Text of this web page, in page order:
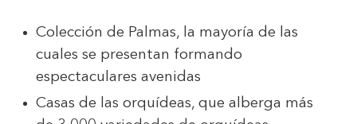
Colección de Palmas, la mayoría de las
cuales se presentan formando
espectaculares avenidas
Casas de las orquídeas, que alberga más